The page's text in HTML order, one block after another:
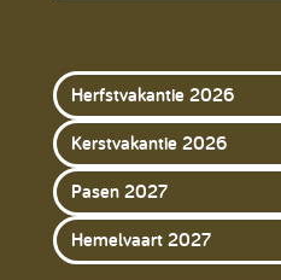
Herfstvakantie 2026
Kerstvakantie 2026
Pasen 2027
Hemelvaart 2027